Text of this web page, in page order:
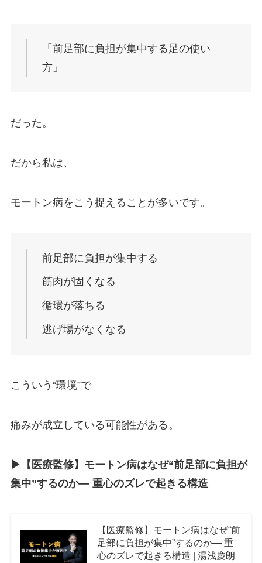
「前足部に負担が集中する足の使い
方」
だった。
だから私は、
モートン病をこう捉えることが多いです。
前足部に負担が集中する
筋肉が固くなる
循環が落ちる
逃げ場がなくなる
こういう“環境”で
痛みが成立している可能性がある。
▶︎【医療監修】モートン病はなぜ“前足部に負担が
集中”するのか― 重心のズレで起きる構造
【医療監修】モートン病はなぜ“前
足部に負担が集中”するのか― 重
心のズレで起きる構造 | 湯浅慶朗